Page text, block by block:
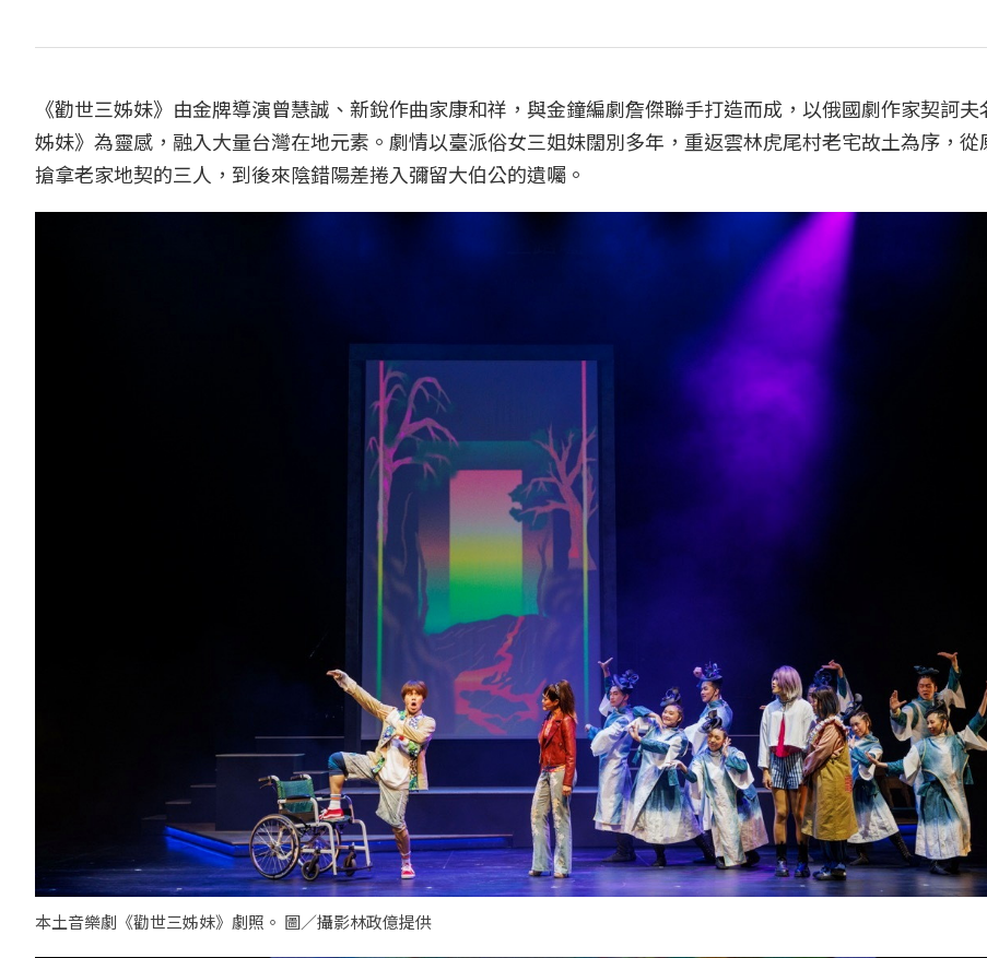
《勸世三姊妹》由金牌導演曾慧誠、新銳作曲家康和祥，與金鐘編劇詹傑聯手打造而成，以俄國劇作家契訶夫
姊妹》為靈感，融入大量台灣在地元素。劇情以臺派俗女三姐妹闊別多年，重返雲林虎尾村老宅故土為序，從
搶拿老家地契的三人，到後來陰錯陽差捲入彌留大伯公的遺囑。
本土音樂劇《勸世三姊妹》劇照。 圖／攝影林政億提供